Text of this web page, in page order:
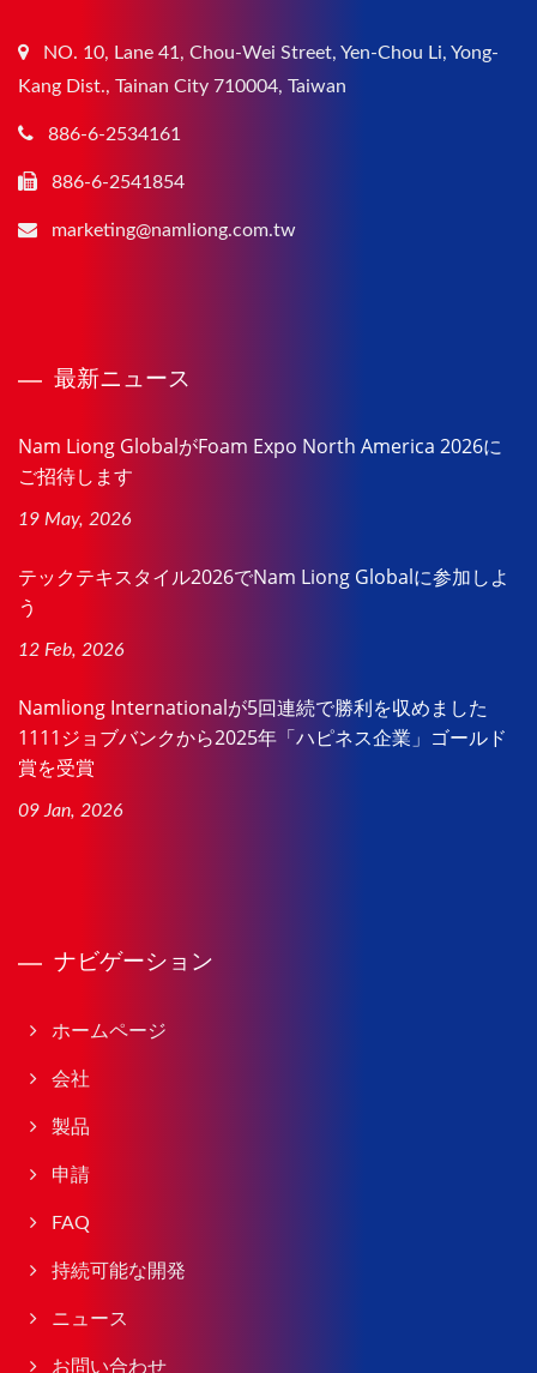
NO. 10, Lane 41, Chou-Wei Street, Yen-Chou Li, Yong-
Kang Dist., Tainan City 710004, Taiwan
886-6-2534161
886-6-2541854
marketing@namliong.com.tw
最新ニュース
Nam Liong GlobalがFoam Expo North America 2026に
ご招待します
19 May, 2026
テックテキスタイル2026でNam Liong Globalに参加しよ
う
12 Feb, 2026
Namliong Internationalが5回連続で勝利を収めました
1111ジョブバンクから2025年「ハピネス企業」ゴールド
賞を受賞
09 Jan, 2026
ナビゲーション
ホームページ
会社
製品
申請
FAQ
持続可能な開発
ニュース
お問い合わせ